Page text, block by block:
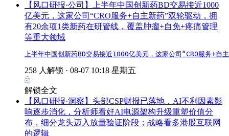
【风口研报·公司】上半年中国创新药BD交易接近1000
亿美元，这家公司“CRO服务+自主新药”双轮驱动，拥
有20余项1类新药在研管线，覆盖肿瘤+自免+疼痛管理
等重大领域
上半年中国创新药BD交易接近1000亿美元，这家公司“CRO服务+
258 人解锁 · 08-07 10:18 星期五
解锁全文
【风口研报·洞察】头部CSP财报已落地，AI不利因素影
响逐步消化，分析师看好AI电源架构升级重塑价值分
布，细分龙头迈入放量验证阶段；战略看多港股互联网
的逻辑